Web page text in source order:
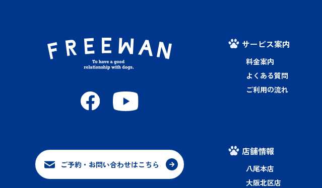
ご予約・お問い合わせはこちら
サービス案内
料金案内
よくある質問
ご利用の流れ
店舗情報
八尾本店
大阪北区店